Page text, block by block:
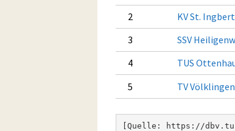
2
KV St.
3
SSV
4
TUS
5
TV
[Quelle: https://